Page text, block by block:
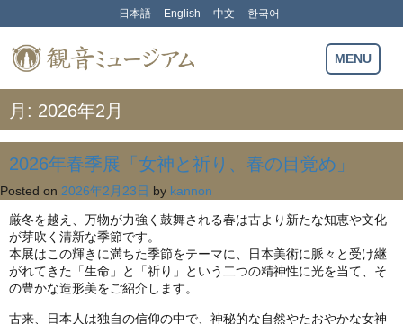
to
content
日本語 English 中文 한국어
MENU
月: 2026年2月
2026年春季展「女神と祈り、春の目覚め」
Posted on 2026年2月23日 by kannon
厳冬を越え、万物が力強く鼓舞される春は古より新たな知恵や文化
が芽吹く清新な季節です。
本展はこの輝きに満ちた季節をテーマに、日本美術に脈々と受け継
がれてきた「生命」と「祈り」という二つの精神性に光を当て、そ
の豊かな造形美をご紹介します。
古来、日本人は独自の信仰の中で、神秘的な自然やたおやかな女神